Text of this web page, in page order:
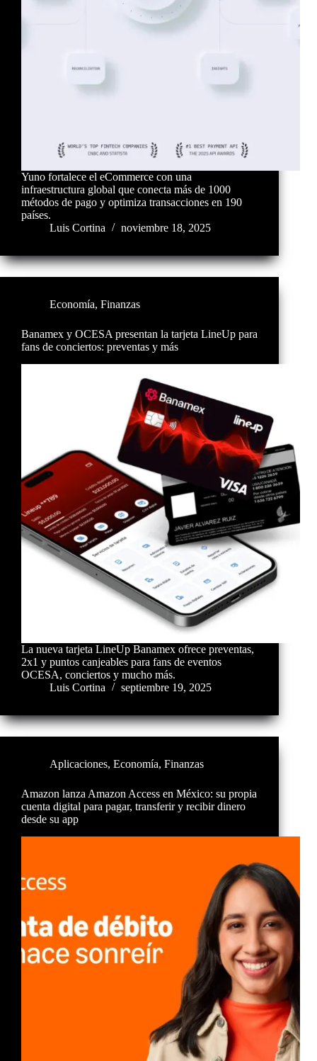
Yuno fortalece el eCommerce con una
infraestructura global que conecta más de 1000
métodos de pago y optimiza transacciones en 190
países.
Luis Cortina
noviembre 18, 2025
Economía, Finanzas
Banamex y OCESA presentan la tarjeta LineUp para
fans de conciertos: preventas y más
La nueva tarjeta LineUp Banamex ofrece preventas,
2x1 y puntos canjeables para fans de eventos
OCESA, conciertos y mucho más.
Luis Cortina
septiembre 19, 2025
Aplicaciones, Economía, Finanzas
Amazon lanza Amazon Access en México: su propia
cuenta digital para pagar, transferir y recibir dinero
desde su app